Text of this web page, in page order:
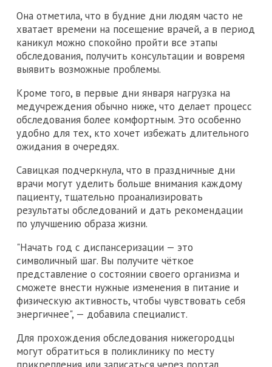
Она отметила, что в будние дни людям часто не
хватает времени на посещение врачей, а в период
каникул можно спокойно пройти все этапы
обследования, получить консультации и вовремя
выявить возможные проблемы.
Кроме того, в первые дни января нагрузка на
медучреждения обычно ниже, что делает процесс
обследования более комфортным. Это особенно
удобно для тех, кто хочет избежать длительного
ожидания в очередях.
Савицкая подчеркнула, что в праздничные дни
врачи могут уделить больше внимания каждому
пациенту, тщательно проанализировать
результаты обследований и дать рекомендации
по улучшению образа жизни.
"Начать год с диспансеризации — это
символичный шаг. Вы получите чёткое
представление о состоянии своего организма и
сможете внести нужные изменения в питание и
физическую активность, чтобы чувствовать себя
энергичнее", — добавила специалист.
Для прохождения обследования нижегородцы
могут обратиться в поликлинику по месту